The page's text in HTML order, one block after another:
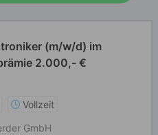
(m/w/d) im
2.000,- €
Vollzeit
GmbH